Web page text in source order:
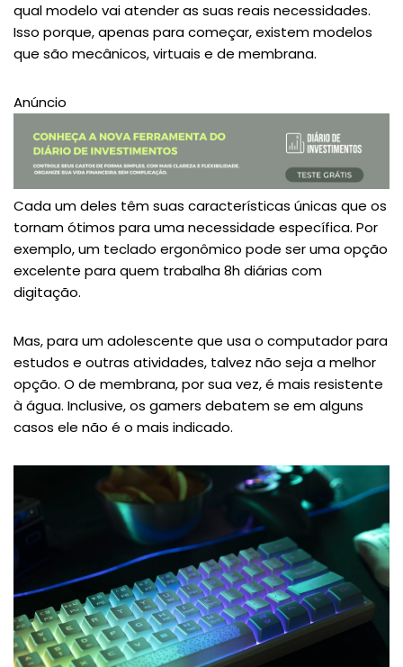
qual modelo vai atender as suas reais necessidades.
Isso porque, apenas para começar, existem modelos
que são mecânicos, virtuais e de membrana.
Anúncio
Cada um deles têm suas características únicas que os
tornam ótimos para uma necessidade específica. Por
exemplo, um teclado ergonômico pode ser uma opção
excelente para quem trabalha 8h diárias com
digitação.
Mas, para um adolescente que usa o computador para
estudos e outras atividades, talvez não seja a melhor
opção. O de membrana, por sua vez, é mais resistente
à água. Inclusive, os gamers debatem se em alguns
casos ele não é o mais indicado.